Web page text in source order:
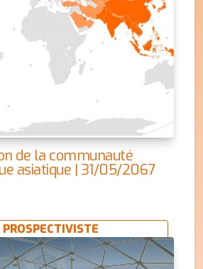
de la communauté
asiatique | 31/05/2067